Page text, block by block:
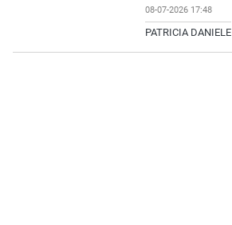
08-07-2026 17:48
PATRICIA DANIELE